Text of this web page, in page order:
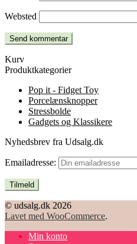
Websted
Kurv
Produktkategorier
Pop it - Fidget Toy
Porcelænsknopper
Stressbolde
Gadgets og Klassikere
Nyhedsbrev fra Udsalg.dk
Emailadresse:
© udsalg.dk 2026
Lavet med WooCommerce.
Min konto